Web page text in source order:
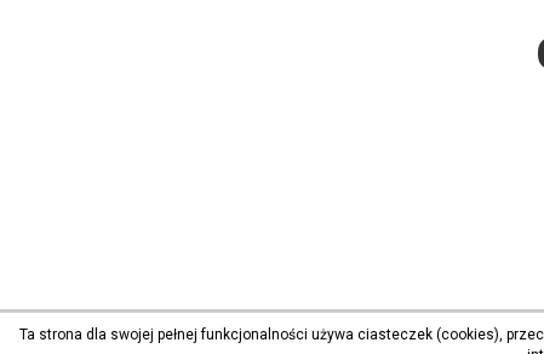
Ta strona dla swojej pełnej funkcjonalności używa ciasteczek (cookies),